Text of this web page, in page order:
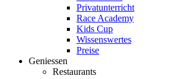
Privatunterricht
Race Academy
Kids Cup
Wissenswertes
Preise
Geniessen
Restaurants